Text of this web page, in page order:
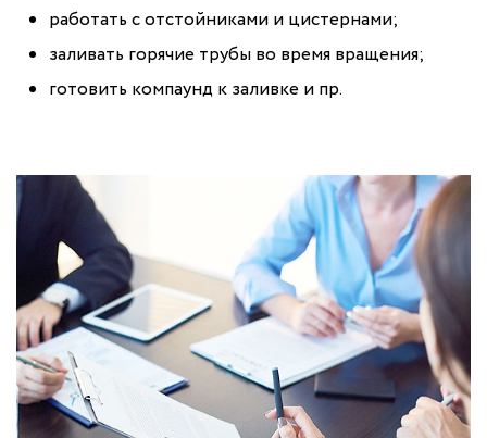
работать с отстойниками и цистернами;
заливать горячие трубы во время вращения;
готовить компаунд к заливке и пр.